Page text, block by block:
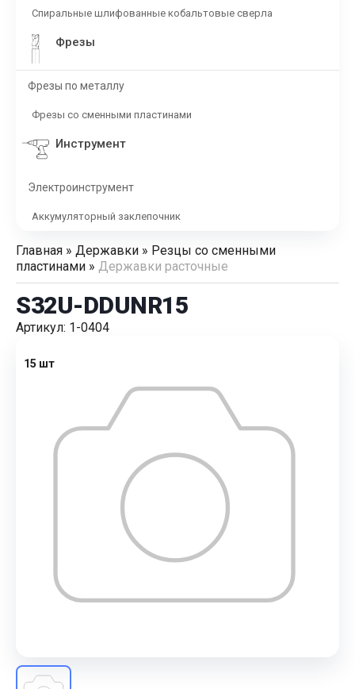
Спиральные шлифованные кобальтовые сверла
Фрезы
Фрезы по металлу
Фрезы со сменными пластинами
Инструмент
Электроинструмент
Аккумуляторный заклепочник
Главная » Державки » Резцы со сменными
пластинами » Державки расточные
S32U-DDUNR15
Артикул: 1-0404
15 шт